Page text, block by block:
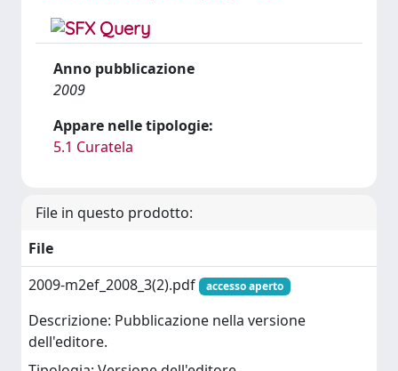
Anno pubblicazione
2009
Appare nelle tipologie:
5.1 Curatela
File in questo prodotto:
File
2009-m2ef_2008_3(2).pdf
accesso aperto
Descrizione: Pubblicazione nella versione
dell'editore.